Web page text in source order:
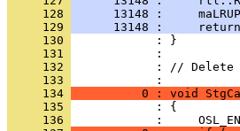
     128
13148 :
     129
13148 :
     130
     131
     132
: // Delete
     133
     134
0 : void
     135
     136